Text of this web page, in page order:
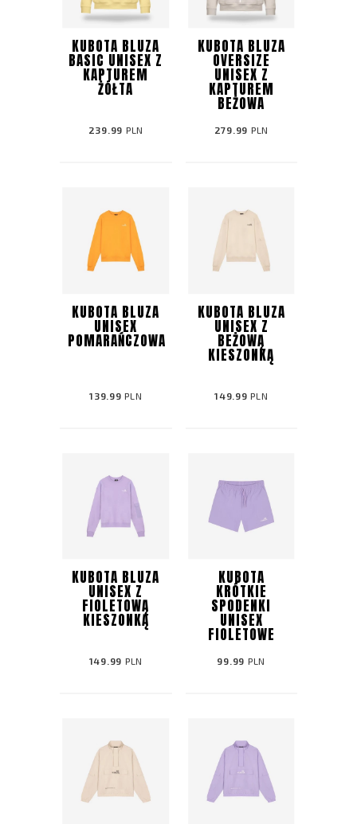
KUBOTA BLUZA
BASIC UNISEX Z
KAPTUREM
ŻÓŁTA
239.99 PLN
KUBOTA BLUZA
OVERSIZE
UNISEX Z
KAPTUREM
BEŻOWA
279.99 PLN
KUBOTA BLUZA
UNISEX
POMARAŃCZOWA
139.99 PLN
KUBOTA BLUZA
UNISEX Z
BEŻOWĄ
KIESZONKĄ
149.99 PLN
KUBOTA BLUZA
UNISEX Z
FIOLETOWĄ
KIESZONKĄ
149.99 PLN
KUBOTA
KRÓTKIE
SPODENKI
UNISEX
FIOLETOWE
99.99 PLN